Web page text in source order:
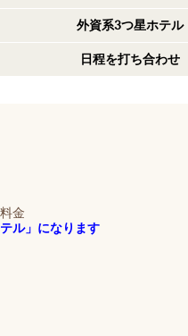
外資系3つ星ホテル
日程を打ち合わせ
金
ル」になります